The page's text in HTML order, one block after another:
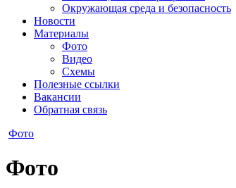
Окружающая среда и безопасность
Новости
Материалы
Фото
Видео
Схемы
Полезные ссылки
Вакансии
Обратная связь
Фото
Фото